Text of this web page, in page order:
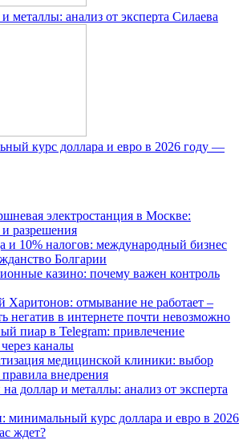
металлы: анализ от эксперта Силаева
курс доллара и евро в 2026 году —
электростанция в Москве:
и разрешения
и 10% налогов: международный бизнес
Болгарии
казино: почему важен контроль
Харитонов: отмывание не работает –
негатив в интернете почти невозможно
пиар в Telegram: привлечение
каналы
медицинской клиники: выбор
внедрения
доллар и металлы: анализ от эксперта
минимальный курс доллара и евро в 2026
ждет?